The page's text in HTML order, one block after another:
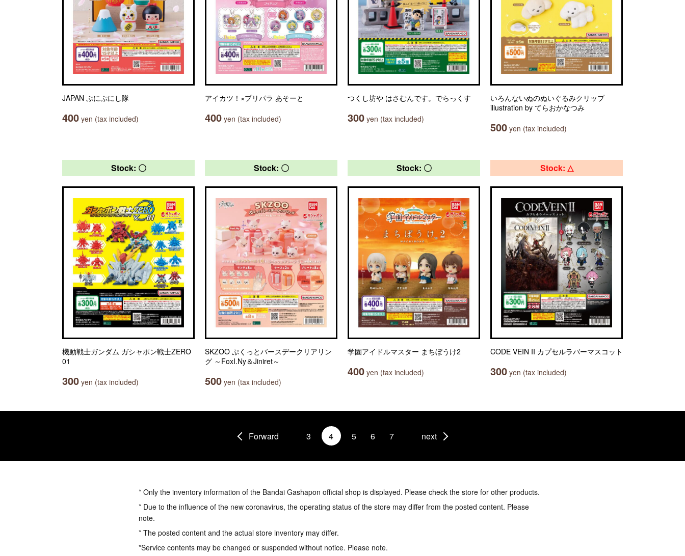
JAPAN ぷにぷにし隊
400 yen (tax included)
アイカツ！×プリパラ あそーと
400 yen (tax included)
つくし坊や はさむんです。でらっくす
300 yen (tax included)
いろんないぬのぬいぐるみクリップ
illustration by てらおかなつみ
500 yen (tax included)
Stock: 〇
機動戦士ガンダム ガシャポン戦士ZERO
01
300 yen (tax included)
Stock: 〇
SKZOO ぷくっとバースデークリアリン
グ ～FoxI.Ny＆Jiniret～
500 yen (tax included)
Stock: 〇
学園アイドルマスター まちぼうけ2
400 yen (tax included)
Stock: △
CODE VEIN II カプセルラバーマスコット
300 yen (tax included)
Forward 3 4 5 6 7 next
* Only the inventory information of the Bandai Gashapon official shop is displayed. Please check the store for other products.
* Due to the influence of the new coronavirus, the operating status of the store may differ from the posted content. Please
note.
* The posted content and the actual store inventory may differ.
*Service contents may be changed or suspended without notice. Please note.